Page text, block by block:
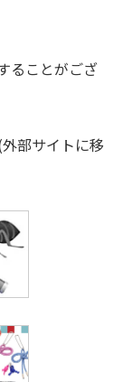
ることがござ
部サイトに移